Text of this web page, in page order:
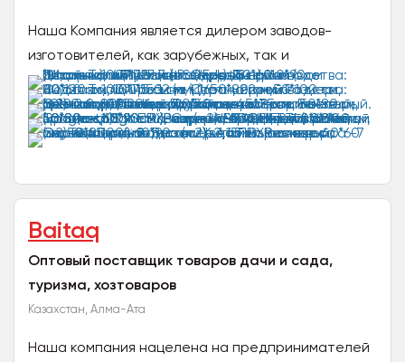
Наша Компания является дилером заводов-
изготовителей, как зарубежных, так и
отечественных. Мы работаем только с
надежными производителями и...
Baitaq
Оптовый поставщик товаров дачи и сада,
туризма, хозтоваров
Казахстан, Алма-Ата
Наша компания нацелена на предпринимателей